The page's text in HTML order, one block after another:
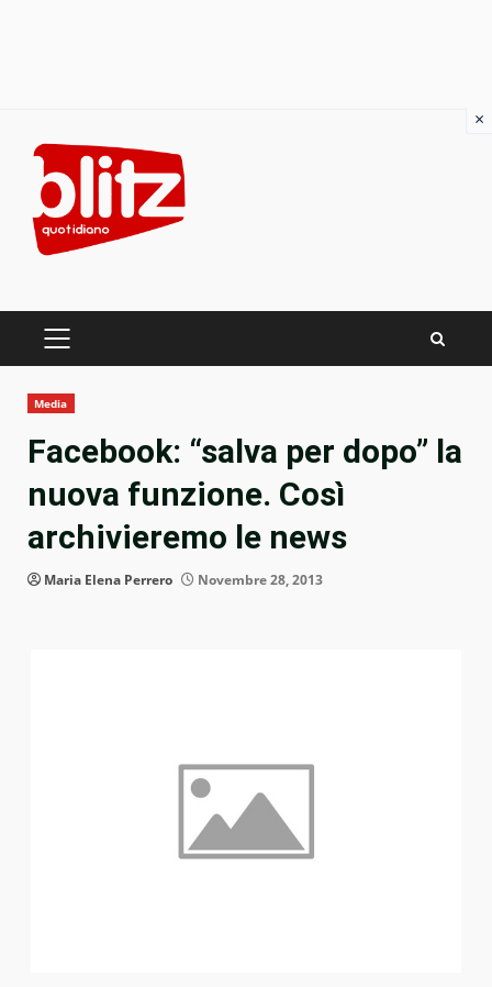
content
PRIMARY
Media
Facebook: “salva per dopo” la
nuova funzione. Così
archivieremo le news
Maria Elena Perrero Novembre 28, 2013
×